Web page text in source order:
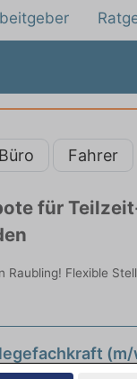
Büro Fahrer
für
Raubling! Flexible